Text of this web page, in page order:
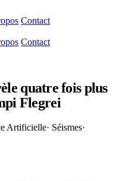
Contact
Contact
quatre fois plus
Flegrei
Artificielle· Séismes·